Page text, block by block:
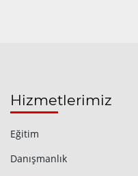
Hizmetlerimiz
Eğitim
Danışmanlık